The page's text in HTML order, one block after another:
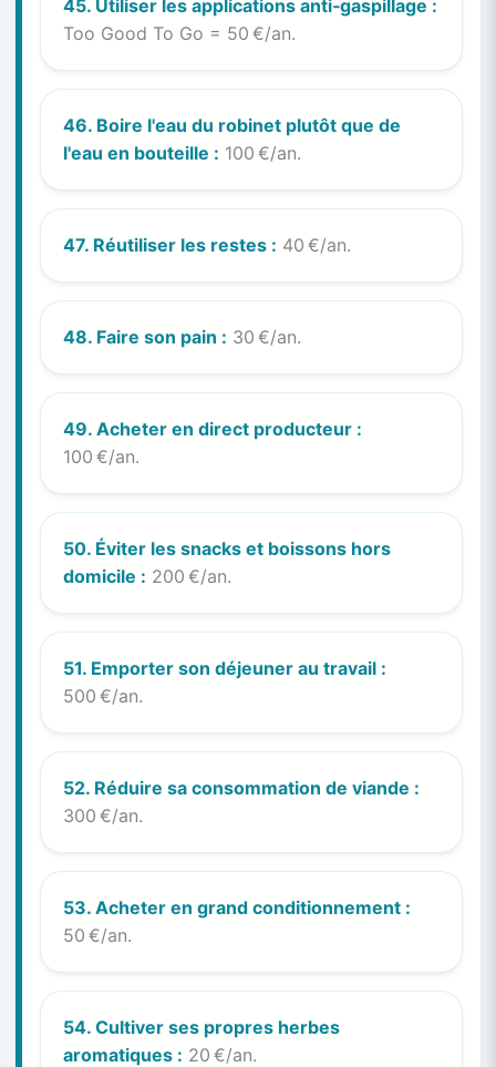
45. Utiliser les applications anti‑gaspillage :
Too Good To Go = 50 €/an.
46. Boire l'eau du robinet plutôt que de
l'eau en bouteille : 100 €/an.
47. Réutiliser les restes : 40 €/an.
48. Faire son pain : 30 €/an.
49. Acheter en direct producteur :
100 €/an.
50. Éviter les snacks et boissons hors
domicile : 200 €/an.
51. Emporter son déjeuner au travail :
500 €/an.
52. Réduire sa consommation de viande :
300 €/an.
53. Acheter en grand conditionnement :
50 €/an.
54. Cultiver ses propres herbes
aromatiques : 20 €/an.